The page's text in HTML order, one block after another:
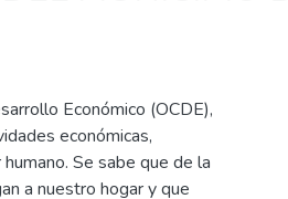
Económico (OCDE),
económicas,
Se sabe que de la
a nuestro hogar y que